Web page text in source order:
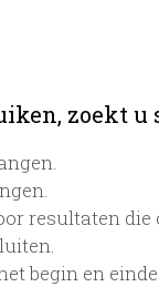
zoekt u
resultaten die
begin en